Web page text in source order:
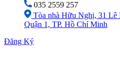
035 2559 257
Tòa nhà Hữu Nghị, 31 Lê
Quận 1, TP. Hồ Chí Minh
Đăng Ký